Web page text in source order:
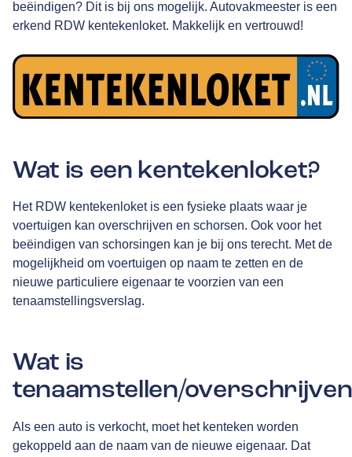
beëindigen? Dit is bij ons mogelijk. Autovakmeester is een
erkend RDW kentekenloket. Makkelijk en vertrouwd!
Wat is een kentekenloket?
Het RDW kentekenloket is een fysieke plaats waar je
voertuigen kan overschrijven en schorsen. Ook voor het
beëindigen van schorsingen kan je bij ons terecht. Met de
mogelijkheid om voertuigen op naam te zetten en de
nieuwe particuliere eigenaar te voorzien van een
tenaamstellingsverslag.
Wat is
tenaamstellen/
Als een auto is verkocht, moet het kenteken worden
gekoppeld aan de naam van de nieuwe eigenaar. Dat